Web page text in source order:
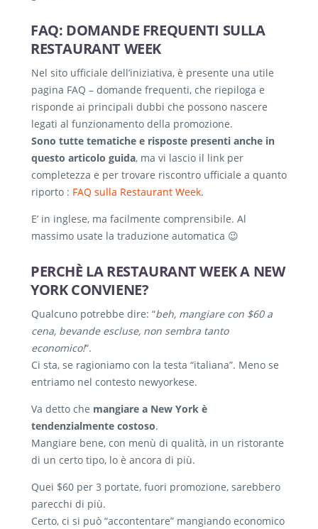
FAQ: DOMANDE FREQUENTI SULLA
RESTAURANT WEEK
Nel sito ufficiale dell’iniziativa, è presente una utile
pagina FAQ – domande frequenti, che riepiloga e
risponde ai principali dubbi che possono nascere
legati al funzionamento della promozione.
Sono tutte tematiche e risposte presenti anche in
questo articolo guida, ma vi lascio il link per
completezza e per trovare riscontro ufficiale a quanto
riporto : FAQ sulla Restaurant Week.
E’ in inglese, ma facilmente comprensibile. Al
massimo usate la traduzione automatica 😉
PERCHÈ LA RESTAURANT WEEK A NEW
YORK CONVIENE?
Qualcuno potrebbe dire: “beh, mangiare con $60 a
cena, bevande escluse, non sembra tanto
economico!“.
Ci sta, se ragioniamo con la testa “italiana”. Meno se
entriamo nel contesto newyorkese.
Va detto che mangiare a New York è
tendenzialmente costoso.
Mangiare bene, con menù di qualità, in un ristorante
di un certo tipo, lo è ancora di più.
Quei $60 per 3 portate, fuori promozione, sarebbero
parecchi di più.
Certo, ci si può “accontentare” mangiando economico